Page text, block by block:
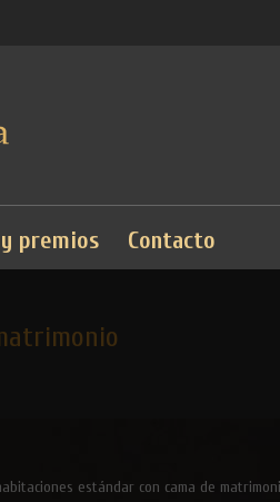
premios Contacto
estándar con cama de